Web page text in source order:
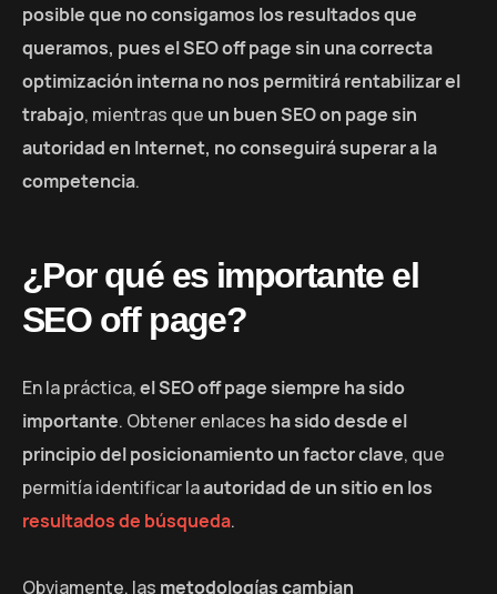
posible que no consigamos los resultados que
queramos, pues el SEO off page sin una correcta
optimización interna no nos permitirá rentabilizar el
trabajo, mientras que un buen SEO on page sin
autoridad en Internet, no conseguirá superar a la
competencia.
¿Por qué es importante el
SEO off page?
En la práctica,el SEO off page siempre ha sido
importante. Obtener enlaces ha sido desde el
principio del posicionamiento un factor clave, que
permitía identificar laautoridad de un sitio en los
resultados de búsqueda.
Obviamente, las metodologías cambian